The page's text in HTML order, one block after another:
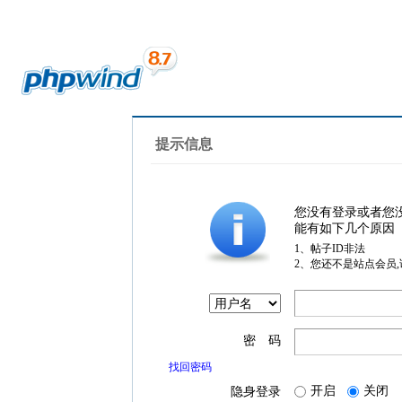
提示信息
您没有登录或者您
能有如下几个原因
1、帖子ID非法
2、您还不是站点会员
密 码
找回密码
隐身登录 开启 关闭